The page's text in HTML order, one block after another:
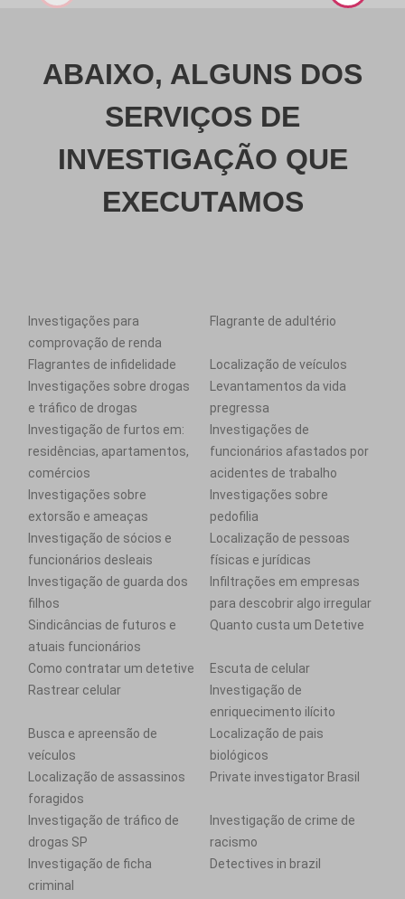
ABAIXO, ALGUNS DOS
SERVIÇOS DE
INVESTIGAÇÃO QUE
EXECUTAMOS
Investigações para
comprovação de renda
Flagrante de adultério
Flagrantes de infidelidade
Localização de veículos
Investigações sobre drogas
e tráfico de drogas
Levantamentos da vida
pregressa
Investigação de furtos em:
residências, apartamentos,
comércios
Investigações de
funcionários afastados por
acidentes de trabalho
Investigações sobre
extorsão e ameaças
Investigações sobre
pedofilia
Investigação de sócios e
funcionários desleais
Localização de pessoas
físicas e jurídicas
Investigação de guarda dos
filhos
Infiltrações em empresas
para descobrir algo irregular
Sindicâncias de futuros e
atuais funcionários
Quanto custa um Detetive
Como contratar um detetive
Escuta de celular
Rastrear celular
Investigação de
enriquecimento ilícito
Busca e apreensão de
veículos
Localização de pais
biológicos
Localização de assassinos
foragidos
Private investigator Brasil
Investigação de tráfico de
drogas SP
Investigação de crime de
racismo
Investigação de ficha
criminal
Detectives in brazil